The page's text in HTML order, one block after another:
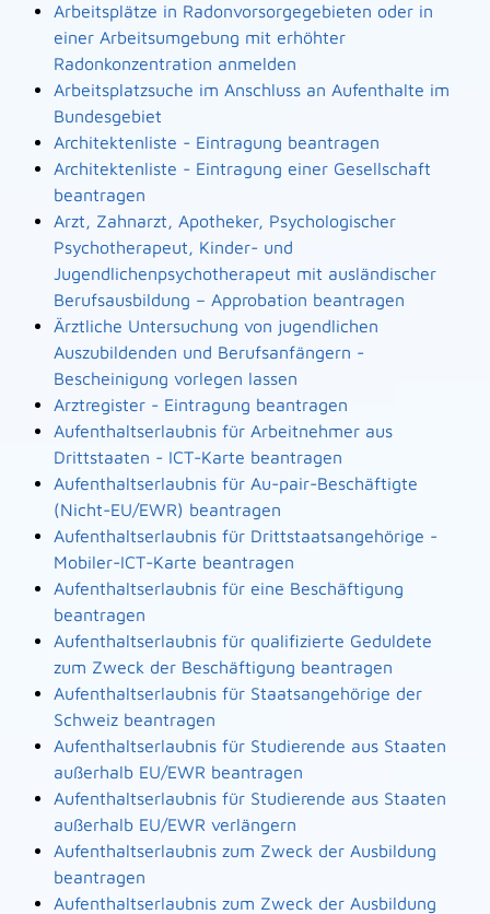
Arbeitsplätze in Radonvorsorgegebieten oder in
einer Arbeitsumgebung mit erhöhter
Radonkonzentration anmelden
Arbeitsplatzsuche im Anschluss an Aufenthalte im
Bundesgebiet
Architektenliste - Eintragung beantragen
Architektenliste - Eintragung einer Gesellschaft
beantragen
Arzt, Zahnarzt, Apotheker, Psychologischer
Psychotherapeut, Kinder- und
Jugendlichenpsychotherapeut mit ausländischer
Berufsausbildung – Approbation beantragen
Ärztliche Untersuchung von jugendlichen
Auszubildenden und Berufsanfängern -
Bescheinigung vorlegen lassen
Arztregister - Eintragung beantragen
Aufenthaltserlaubnis für Arbeitnehmer aus
Drittstaaten - ICT-Karte beantragen
Aufenthaltserlaubnis für Au-pair-Beschäftigte
(Nicht-EU/EWR) beantragen
Aufenthaltserlaubnis für Drittstaatsangehörige -
Mobiler-ICT-Karte beantragen
Aufenthaltserlaubnis für eine Beschäftigung
beantragen
Aufenthaltserlaubnis für qualifizierte Geduldete
zum Zweck der Beschäftigung beantragen
Aufenthaltserlaubnis für Staatsangehörige der
Schweiz beantragen
Aufenthaltserlaubnis für Studierende aus Staaten
außerhalb EU/EWR beantragen
Aufenthaltserlaubnis für Studierende aus Staaten
außerhalb EU/EWR verlängern
Aufenthaltserlaubnis zum Zweck der Ausbildung
beantragen
Aufenthaltserlaubnis zum Zweck der Ausbildung